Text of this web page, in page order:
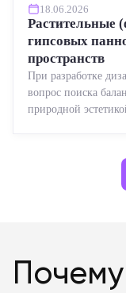
18.06.2026
Растительные
гипсовых
пространств
При разработке
вопрос поиска
природной